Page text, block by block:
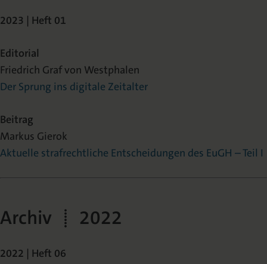
2023 | Heft 01
Editorial
Friedrich Graf von Westphalen
Der Sprung ins digitale Zeitalter
Beitrag
Markus Gierok
Aktuelle strafrechtliche Entscheidungen des EuGH – Teil I
Archiv | 2022
2022 | Heft 06